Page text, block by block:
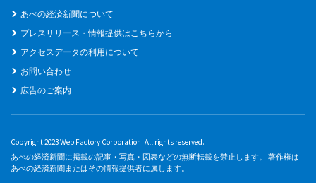
あべの経済新聞について
プレスリリース・情報提供はこちらから
アクセスデータの利用について
お問い合わせ
広告のご案内
Copyright 2023 Web Factory Corporation. All rights reserved.
あべの経済新聞に掲載の記事・写真・図表などの無断転載を禁止します。 著作権は
あべの経済新聞またはその情報提供者に属します。